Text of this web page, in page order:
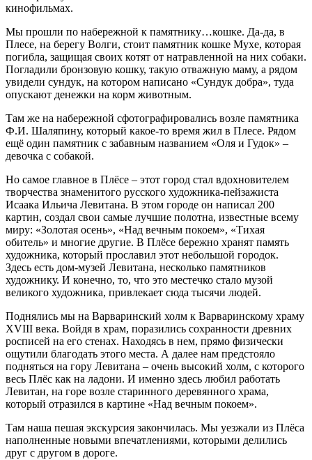
кинофильмах.
Мы прошли по набережной к памятнику…кошке. Да-да, в
Плесе, на берегу Волги, стоит памятник кошке Мухе, которая
погибла, защищая своих котят от натравленной на них собаки.
Погладили бронзовую кошку, такую отважную маму, а рядом
увидели сундук, на котором написано «Сундук добра», туда
опускают денежки на корм животным.
Там же на набережной сфотографировались возле памятника
Ф.И. Шаляпину, который какое-то время жил в Плесе. Рядом
ещё один памятник с забавным названием «Оля и Гудок» –
девочка с собакой.
Но самое главное в Плёсе – этот город стал вдохновителем
творчества знаменитого русского художника-пейзажиста
Исаака Ильича Левитана. В этом городе он написал 200
картин, создал свои самые лучшие полотна, известные всему
миру: «Золотая осень», «Над вечным покоем», «Тихая
обитель» и многие другие. В Плёсе бережно хранят память
художника, который прославил этот небольшой городок.
Здесь есть дом-музей Левитана, несколько памятников
художнику. И конечно, то, что это местечко стало музой
великого художника, привлекает сюда тысячи людей.
Поднялись мы на Варваринский холм к Варваринскому храму
XVIII века. Войдя в храм, поразились сохранности древних
росписей на его стенах. Находясь в нем, прямо физически
ощутили благодать этого места. А далее нам предстояло
подняться на гору Левитана – очень высокий холм, с которого
весь Плёс как на ладони. И именно здесь любил работать
Левитан, на горе возле старинного деревянного храма,
который отразился в картине «Над вечным покоем».
Там наша пешая экскурсия закончилась. Мы уезжали из Плёса
наполненные новыми впечатлениями, которыми делились
друг с другом в дороге.